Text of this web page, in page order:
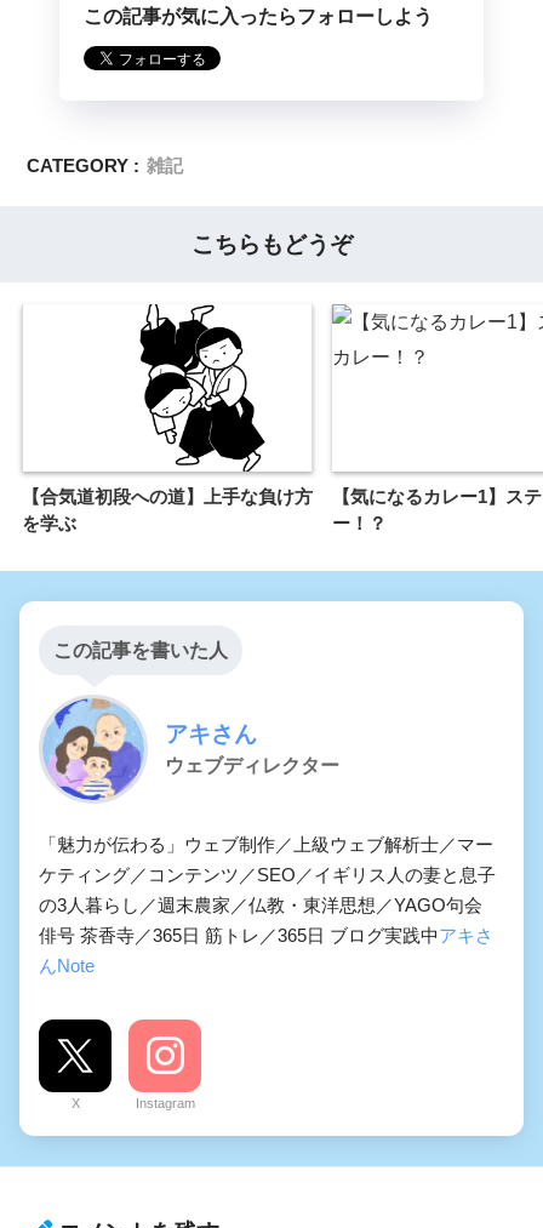
この記事が気に入ったらフォローしよう
CATEGORY : 雑記
こちらもどうぞ
【合気道初段への道】上手な負け方
を学ぶ
【気になるカレー1】ス
ー！？
この記事を書いた人
アキさん
ウェブディレクター
「魅力が伝わる」ウェブ制作／上級ウェブ解析士／マー
ケティング／コンテンツ／SEO／イギリス人の妻と息子
の3人暮らし／週末農家／仏教・東洋思想／YAGO句会
俳号 茶香寺／365日 筋トレ／365日 ブログ実践中アキさ
んNote
X Instagram